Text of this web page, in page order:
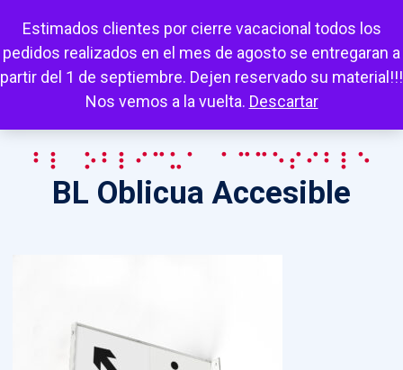
Estimados clientes por cierre vacacional todos los
pedidos realizados en el mes de agosto se entregaran a
partir del 1 de septiembre. Dejen reservado su material!!!
Nos vemos a la vuelta. Descartar
Mi cuenta Carrito Favoritos Escuchar
BL Oblicua Accesible
BL Oblicua Accesible